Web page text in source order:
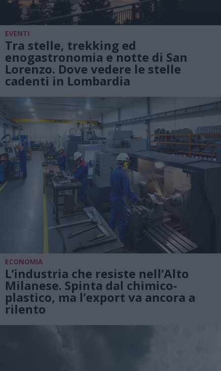
EVENTI
Tra stelle, trekking ed
enogastronomia e notte di San
Lorenzo. Dove vedere le stelle
cadenti in Lombardia
ECONOMIA
L’industria che resiste nell’Alto
Milanese. Spinta dal chimico-
plastico, ma l’export va ancora a
rilento